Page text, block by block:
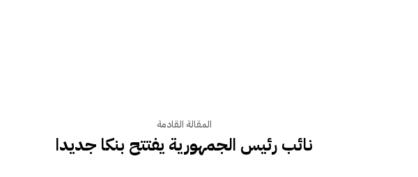
المقالة القادمة
نائب رئيس الجمهورية يفتتح بنكا جديدا